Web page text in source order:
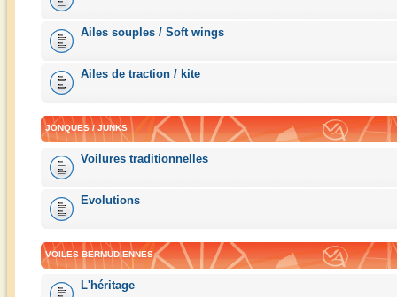
Ailes souples / Soft wings
Ailes de traction / kite
JONQUES / JUNKS
Voilures traditionnelles
Évolutions
VOILES BERMUDIENNES
L'héritage